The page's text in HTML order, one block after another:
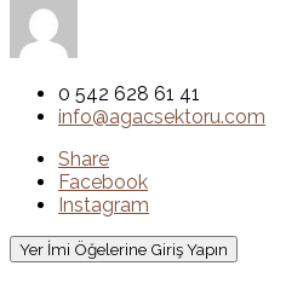
0 542 628 61 41
info@agacsektoru.com
Share
Facebook
Instagram
Yer İmi Öğelerine Giriş Yapın